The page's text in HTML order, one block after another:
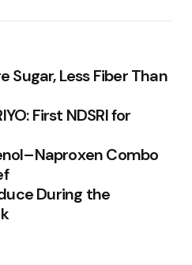
Sugar, Less Fiber Than
First NDSRI for
Combo
During the